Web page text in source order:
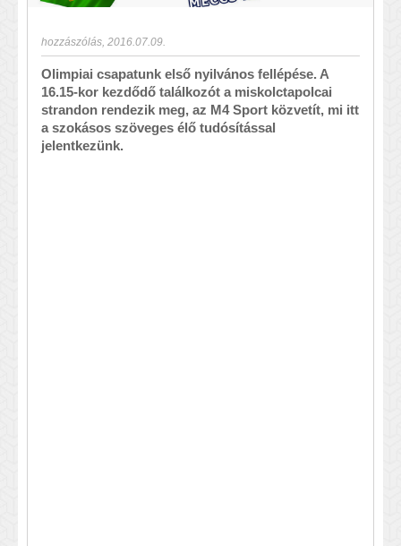
hozzászólás 2016.07.09.
Olimpiai csapatunk első nyilvános fellépése. A
16.15-kor kezdődő találkozót a miskolctapolcai
strandon rendezik meg, az M4 Sport közvetít, mi itt
a szokásos szöveges élő tudósítással
jelentkezünk.